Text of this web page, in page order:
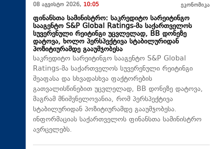
08 აგვისტო 2026, 10:05 ეკონომიკა
ფინანსთა სამინისტრო: საკრედიტო სარეიტინგო
სააგენტო S&P Global Ratings-მა საქართველოს
სუვერენული რეიტინგი უცვლელად, BB დონეზე
დატოვა, ხოლო პერსპექტივა სტაბილურიდან
პოზიტიურამდე გააუმჯობესა
საკრედიტო სარეიტინგო სააგენტო S&P Global
Ratings-მა საქართველოს სუვერენული რეიტინგი
შეაფასა და სხვადასხვა ფაქტორების
გათვალისწინებით უცვლელად, BB დონეზე დატოვა,
მაგრამ მნიშვნელოვანია, რომ პერსპექტივა
სტაბილურიდან პოზიტიურამდე გააუმჯობესა.
ინფორმაციას საქართველოს ფინანსთა სამინისტრო
ავრცელებს.